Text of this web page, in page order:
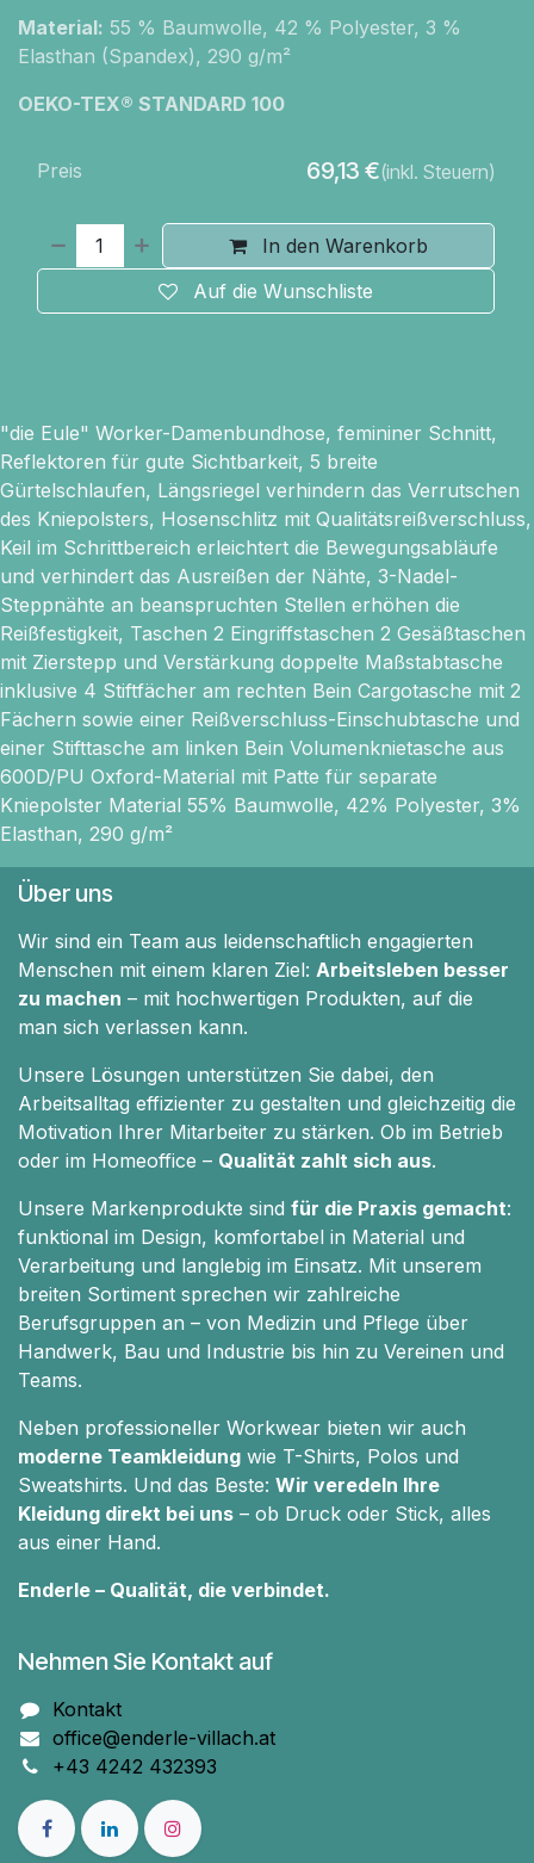
Material: 55 % Baumwolle, 42 % Polyester, 3 %
Elasthan (Spandex), 290 g/m²
OEKO-TEX® STANDARD 100
In den Warenkorb
Auf die Wunschliste
Preis 69,13 €(inkl. Steuern)
"die Eule" Worker-Damenbundhose, femininer Schnitt,
Reflektoren für gute Sichtbarkeit, 5 breite
Gürtelschlaufen, Längsriegel verhindern das Verrutschen
des Kniepolsters, Hosenschlitz mit Qualitätsreißverschluss,
Keil im Schrittbereich erleichtert die Bewegungsabläufe
und verhindert das Ausreißen der Nähte, 3-Nadel-
Steppnähte an beanspruchten Stellen erhöhen die
Reißfestigkeit, Taschen 2 Eingriffstaschen 2 Gesäßtaschen
mit Zierstepp und Verstärkung doppelte Maßstabtasche
inklusive 4 Stiftfächer am rechten Bein Cargotasche mit 2
Fächern sowie einer Reißverschluss-Einschubtasche und
einer Stifttasche am linken Bein Volumenknietasche aus
600D/PU Oxford-Material mit Patte für separate
Kniepolster Material 55% Baumwolle, 42% Polyester, 3%
Elasthan, 290 g/m²
Über uns
Wir sind ein Team aus leidenschaftlich engagierten
Menschen mit einem klaren Ziel: Arbeitsleben besser
zu machen – mit hochwertigen Produkten, auf die
man sich verlassen kann.
Unsere Lösungen unterstützen Sie dabei, den
Arbeitsalltag effizienter zu gestalten und gleichzeitig die
Motivation Ihrer Mitarbeiter zu stärken. Ob im Betrieb
oder im Homeoffice – Qualität zahlt sich aus.
Unsere Markenprodukte sind für die Praxis gemacht:
funktional im Design, komfortabel in Material und
Verarbeitung und langlebig im Einsatz. Mit unserem
breiten Sortiment sprechen wir zahlreiche
Berufsgruppen an – von Medizin und Pflege über
Handwerk, Bau und Industrie bis hin zu Vereinen und
Teams.
Neben professioneller Workwear bieten wir auch
moderne Teamkleidung wie T-Shirts, Polos und
Sweatshirts. Und das Beste: Wir veredeln Ihre
Kleidung direkt bei uns – ob Druck oder Stick, alles
aus einer Hand.
Enderle – Qualität, die verbindet.
Nehmen Sie Kontakt auf
Kontakt
office@enderle-villach.at
+43 4242 432393